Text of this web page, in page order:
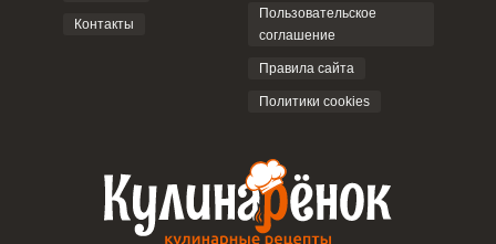
Контакты
Пользовательское
соглашение
Правила сайта
Политики cookies